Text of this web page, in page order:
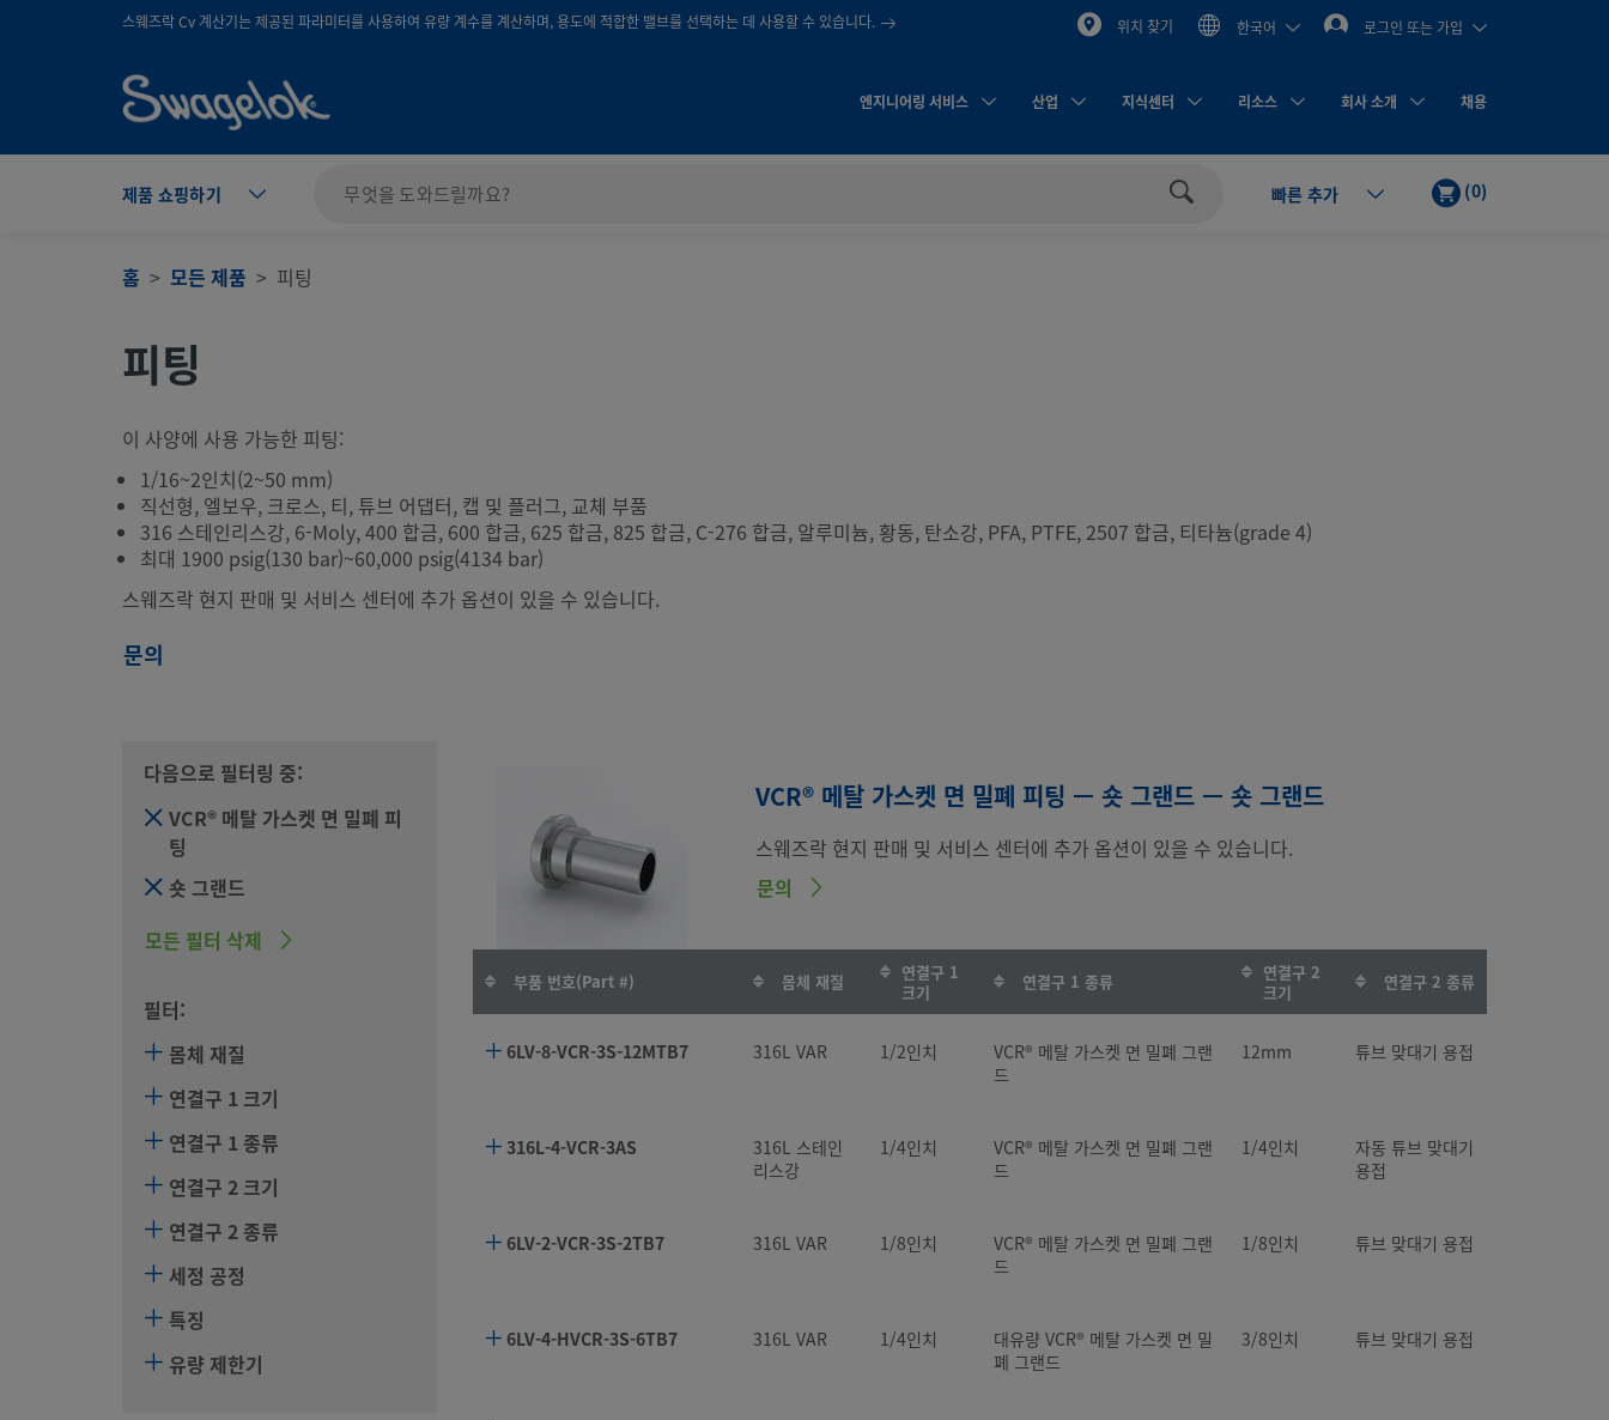
text.skipToContent
text.skipToNavigation스웨즈락 Cv 계산기는 제공된 파라미터를 사용하여 유량 계수를 계산하며, 용도에 적합한 밸브를 선택하는 데 사용할 수 있습니다. 위치 찾기 한국어 로그인 또는 가입
엔지니어링 서비스 산업 지식센터 리소스 회사 소개 채용
제품 쇼핑하기 빠른 추가
카
(0)
홈 모든 제품 피팅
피팅
이 사양에 사용 가능한 피팅:
1/16~2인치(2~50 mm)
직선형, 엘보우, 크로스, 티, 튜브 어댑터, 캡 및 플러그, 교체 부품
316 스테인리스강, 6-Moly, 400 합금, 600 합금, 625 합금, 825 합금, C-276 합금, 알루미늄, 황동, 탄소강, PFA, PTFE, 2507 합금, 티타늄(grade 4)
최대 1900 psig(130 bar)~60,000 psig(4134 bar)
스웨즈락 현지 판매 및 서비스 센터에 추가 옵션이 있을 수 있습니다.
문의
다음으로 필터링 중:
VCR® 메탈 가스켓 면 밀폐 피
팅
숏 그랜드
모든 필터 삭제
필터:
몸체 재질
연결구 1 크기
연결구 1 종류
연결구 2 크기
연결구 2 종류
세정 공정
특징
유량 제한기
VCR® 메탈 가스켓 면 밀폐 피팅 — 숏 그랜드 — 숏 그랜드
스웨즈락 현지 판매 및 서비스 센터에 추가 옵션이 있을 수 있습니다.
문의
부품 번호(Part #) 몸체 재질
연결구 1
크기
연결구 1 종류
연결구 2
크기
연결구 2 종류
6LV-8-VCR-3S-12MTB7 316L VAR 1/2인치
VCR® 메탈 가스켓 면 밀폐 그랜
드
12mm 튜브 맞대기 용접
316L-4-VCR-3AS
316L 스테인
리스강
1/4인치
VCR® 메탈 가스켓 면 밀폐 그랜
드
1/4인치
자동 튜브 맞대기
용접
6LV-2-VCR-3S-2TB7 316L VAR 1/8인치
VCR® 메탈 가스켓 면 밀폐 그랜
드
1/8인치 튜브 맞대기 용접
6LV-4-HVCR-3S-6TB7 316L VAR 1/4인치
대유량 VCR® 메탈 가스켓 면 밀
폐 그랜드
3/8인치 튜브 맞대기 용접